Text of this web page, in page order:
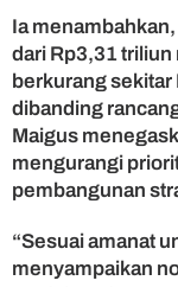
Ia
dari Rp3,31 triliun
berkurang
dibanding
Maigus
mengurangi
pembangunan
“Sesuai amanat
menyampaikan